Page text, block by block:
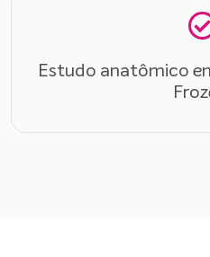
Estudo anatômico